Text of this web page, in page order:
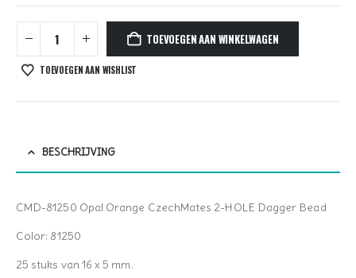
TOEVOEGEN AAN WINKELWAGEN
TOEVOEGEN AAN WISHLIST
BESCHRIJVING
CMD-81250 Opal Orange CzechMates 2-HOLE Dagger Bead
Color: 81250
25 stuks van 16 x 5 mm.